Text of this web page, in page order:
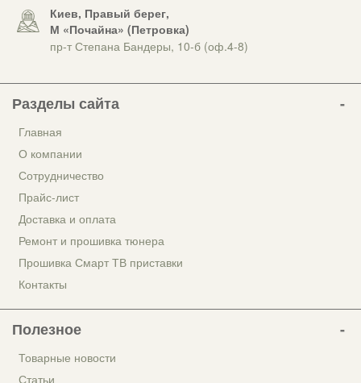
Киев, Правый берег,
М «Почайна» (Петровка)
пр-т Степана Бандеры, 10-б (оф.4-8)
Разделы сайта
Главная
О компании
Сотрудничество
Прайс-лист
Доставка и оплата
Ремонт и прошивка тюнера
Прошивка Смарт ТВ приставки
Контакты
Полезное
Товарные новости
Статьи